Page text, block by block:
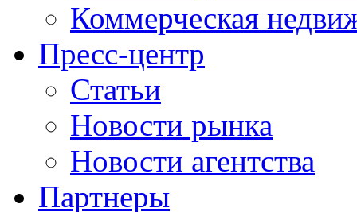
Коммерческая
Пресс-центр
Статьи
Новости рынка
Новости агентства
Партнеры